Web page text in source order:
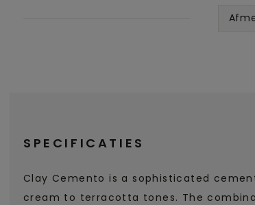
SPECIFICATIES
Clay Cemento is a sophisticated
cream to terracotta tones. The